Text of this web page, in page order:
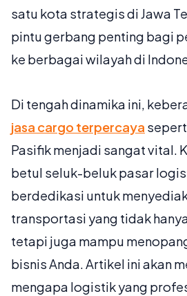
satu kota strategis di Jawa
pintu gerbang penting bagi
ke berbagai wilayah di
Di tengah dinamika ini,
jasa cargo terpercaya
Pasifik menjadi sangat vital.
betul seluk-beluk pasar
berdedikasi untuk
transportasi yang tidak
tetapi juga mampu
bisnis Anda. Artikel ini akan
mengapa logistik yang